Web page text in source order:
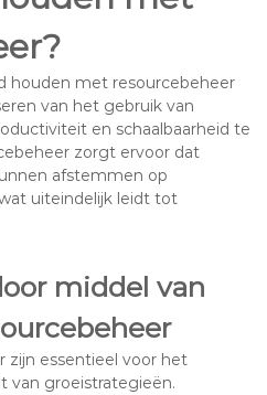
houden met resourcebeheer
van het gebruik van
en schaalbaarheid te
zorgt ervoor dat
afstemmen op
uiteindelijk leidt tot
middel van
zijn essentieel voor het
van groeistrategieën.